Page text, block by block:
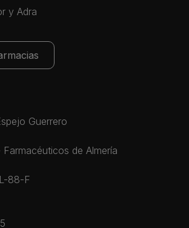
y Adra
Guerrero
de Almería
88-F